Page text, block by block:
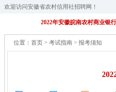
欢迎访问安徽省农村信用社招聘网！
2022年安徽皖南农村商业银
位置： 首页 > 考试指南 > 报考须知